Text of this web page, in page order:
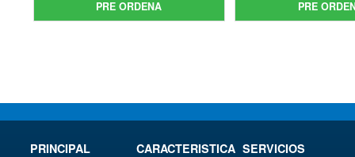
era:
€79.90.
actual
es:
PRE ORDENA
era:
PRE
PRINCIPAL
CARACTERISTICA SERVICIOS